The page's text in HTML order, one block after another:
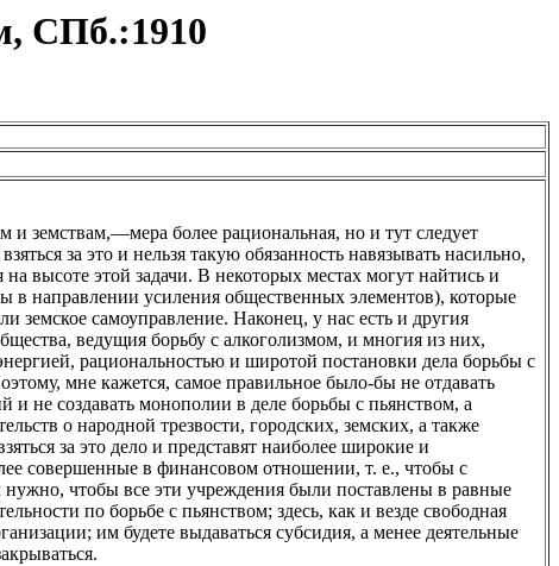
СПб.:1910
и земствам,—мера более рациональная, но и тут следует
за это и нельзя такую обязанность навязывать насильно,
высоте этой задачи. В некоторых местах могут найтись и
в направлении усиления общественных элементов), которые
земское самоуправление. Наконец, у нас есть и другия
ведущия борьбу с алкоголизмом, и многия из них,
рациональностью и широтой постановки дела борьбы с
мне кажется, самое правильное было-бы не отдавать
не создавать монополии в деле борьбы с пьянством, а
о народной трезвости, городских, земских, а также
за это дело и представят наиболее широкие и
совершенные в финансовом отношении, т. е., чтобы с
чтобы все эти учреждения были поставлены в равные
по борьбе с пьянством; здесь, как и везде свободная
им будете выдаваться субсидия, а менее деятельные